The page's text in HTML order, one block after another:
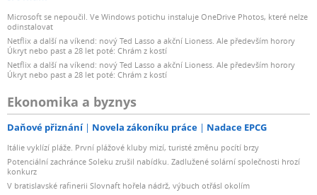
Microsoft se nepoučil. Ve Windows potichu instaluje OneDrive Photos, které nelze
odinstalovat
Netflix a další na víkend: nový Ted Lasso a akční Lioness. Ale především horory
Úkryt nebo past a 28 let poté: Chrám z kostí
Netflix a další na víkend: nový Ted Lasso a akční Lioness. Ale především horory
Úkryt nebo past a 28 let poté: Chrám z kostí
Ekonomika a byznys
Daňové přiznání Novela zákoníku práce Nadace EPCG
Itálie vyklízí pláže. První plážové kluby mizí, turisté změnu pocítí brzy
Potenciální zachránce Soleku zrušil nabídku. Zadlužené solární společnosti hrozí
konkurz
V bratislavské rafinerii Slovnaft hořela nádrž, výbuch otřásl okolím